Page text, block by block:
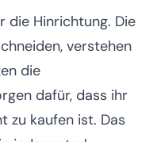
die Hinrichtung. Die
verstehen
die
dafür, dass ihr
zu kaufen ist. Das